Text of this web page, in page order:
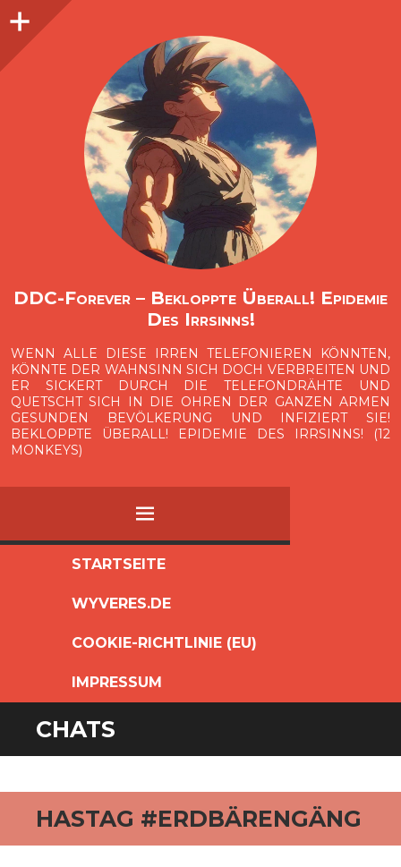
O
p
e
n
i
d
e
b
a
DDC-Forever – Bekloppte Überall! Epidemie
Des Irrsinns!
WENN ALLE DIESE IRREN TELEFONIEREN KÖNNTEN,
KÖNNTE DER WAHNSINN SICH DOCH VERBREITEN UND
ER SICKERT DURCH DIE TELEFONDRÄHTE UND
QUETSCHT SICH IN DIE OHREN DER GANZEN ARMEN
GESUNDEN BEVÖLKERUNG UND INFIZIERT SIE!
BEKLOPPTE ÜBERALL! EPIDEMIE DES IRRSINNS! (12
MONKEYS)
MENÜ
SPRINGEN
STARTSEITE
WYVERES.DE
COOKIE-RICHTLINIE (EU)
IMPRESSUM
Seitenleiste
CHATS
HASTAG #ERDBÄRENGÄNG